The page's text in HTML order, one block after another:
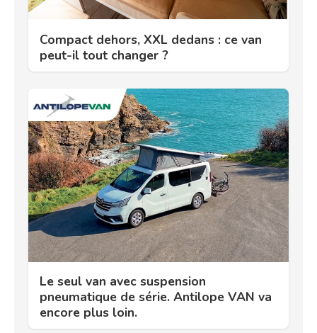
Compact dehors, XXL dedans : ce van
peut-il tout changer ?
Le seul van avec suspension
pneumatique de série. Antilope VAN va
encore plus loin.